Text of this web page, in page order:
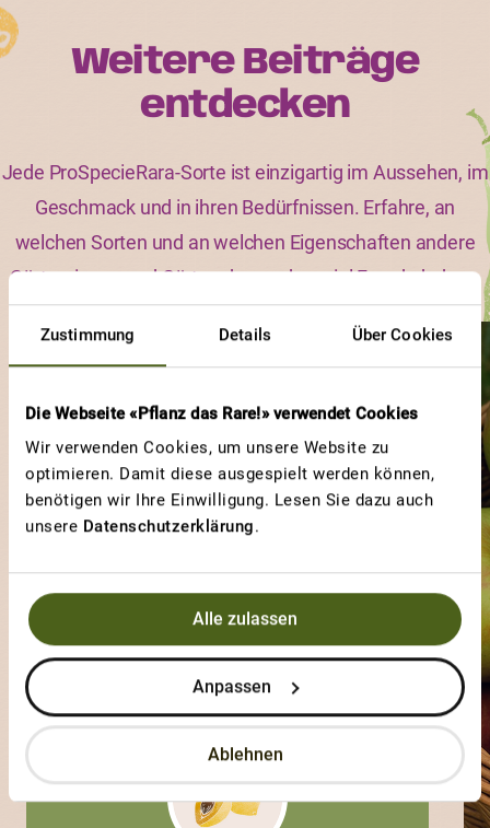
Zustimmung Details Über Cookies
Die Webseite «Pflanz das Rare!» verwendet Cookies
Wir verwenden Cookies, um unsere Website zu
optimieren. Damit diese ausgespielt werden können,
benötigen wir Ihre Einwilligung. Lesen Sie dazu auch
unsere Datenschutzerklärung.
Alle zulassen
Anpassen
Ablehnen
Weitere Beiträge
entdecken
Jede ProSpecieRara-Sorte ist einzigartig im Aussehen, im
Geschmack und in ihren Bedürfnissen. Erfahre, an
welchen Sorten und an welchen Eigenschaften andere
Gärtnerinnen und Gärtner besonders viel Freude haben.
GREEN ZEBRA
Unkomplizierte Sorte